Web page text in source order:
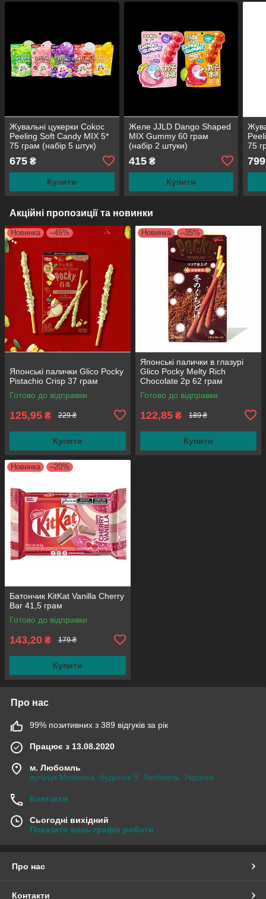
Жувальні цукерки Cokoc
Peeling Soft Candy MIX 5*
75 грам (набір 5 штук)
675 ₴
Купити
Желе JJLD Dango Shaped
MIX Gummy 60 грам
(набір 2 штуки)
415₴
Купити
75
799
Акційні пропозиції та новинки
Новинка –45%
Японські палички Glico Pocky
Pistachio Crisp 37 грам
Готово до відправки
125,95 ₴ 229 ₴
Купити
Новинка –35%
Японські палички в глазурі
Glico Pocky Melty Rich
Chocolate 2p 62 грам
Готово до відправки
122,85 ₴ 189 ₴
Купити
Новинка –20%
Батончик KitKat Vanilla Cherry
Bar 41,5 грам
Готово до відправки
143,20 ₴ 179 ₴
Купити
Про нас
99% позитивних з 389 відгуків за рік
Працює з 13.08.2020
м. Любомль
вулиця Мохнюка, будинок 9, Любомль, Україна
Контакти
Сьогодні вихідний
Показати весь графік роботи
Про нас
Контакти